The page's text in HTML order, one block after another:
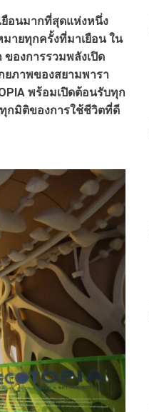
ยือนมากที่สุดแห่งหนึ่ง
ายทุกครั้งที่มาเยือน ใน
องการรวมพลังเปิด
ยภาพของสยามพารา
พร้อมเปิดต้อนรับทุก
กมิติของการใช้ชีวิตที่ดี